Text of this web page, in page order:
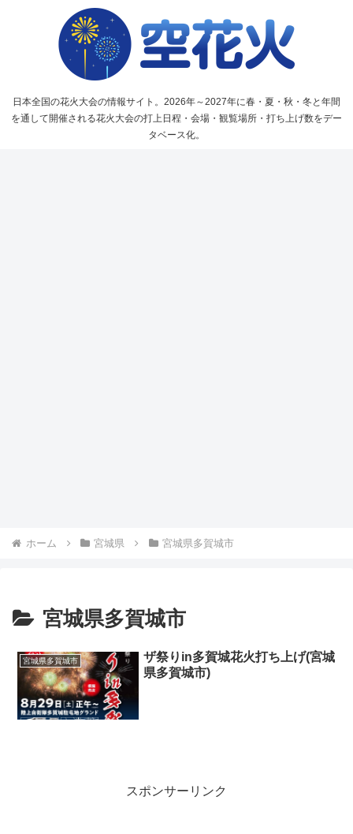
日本全国の花火大会の情報サイト。2026年～2027年に春・夏・秋・冬と年間
を通して開催される花火大会の打上日程・会場・観覧場所・打ち上げ数をデー
タベース化。
ホーム 宮城県 宮城県多賀城市
宮城県多賀城市
宮城県多賀城市
ザ祭りin多賀城花火打ち上げ(宮城
県多賀城市)
スポンサーリンク